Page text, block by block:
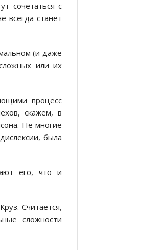
сочетаться с
всегда станет
(и даже
или их
процесс
скажем, в
Не многие
была
его, что и
Считается,
сложности